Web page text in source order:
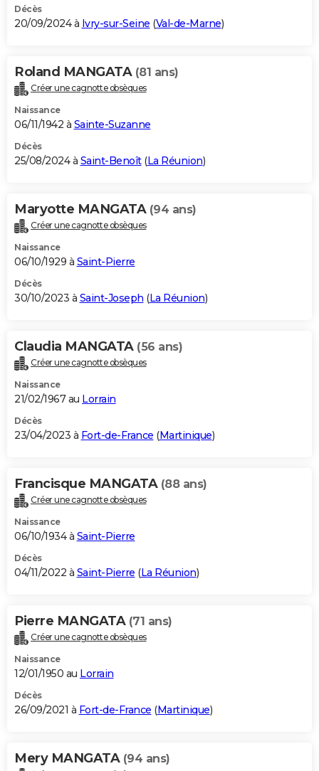
Décès
20/09/2024 à Ivry-sur-Seine (Val-de-Marne)
Roland MANGATA (81 ans)
Créer une cagnotte obsèques
Naissance
06/11/1942 à Sainte-Suzanne
Décès
25/08/2024 à Saint-Benoît(La Réunion)
Maryotte MANGATA (94 ans)
Créer une cagnotte obsèques
Naissance
06/10/1929 à Saint-Pierre
Décès
30/10/2023 à Saint-Joseph (La Réunion)
Claudia MANGATA (56 ans)
Créer une cagnotte obsèques
Naissance
21/02/1967 au Lorrain
Décès
23/04/2023 à Fort-de-France (Martinique)
Francisque MANGATA (88 ans)
Créer une cagnotte obsèques
Naissance
06/10/1934 à Saint-Pierre
Décès
04/11/2022 à Saint-Pierre (La Réunion)
Pierre MANGATA (71 ans)
Créer une cagnotte obsèques
Naissance
12/01/1950 au Lorrain
Décès
26/09/2021 à Fort-de-France (Martinique)
Mery MANGATA (94 ans)